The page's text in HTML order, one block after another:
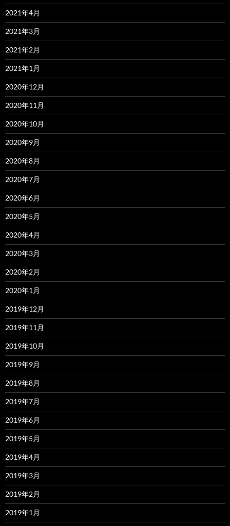
2021年4月
2021年3月
2021年2月
2021年1月
2020年12月
2020年11月
2020年10月
2020年9月
2020年8月
2020年7月
2020年6月
2020年5月
2020年4月
2020年3月
2020年2月
2020年1月
2019年12月
2019年11月
2019年10月
2019年9月
2019年8月
2019年7月
2019年6月
2019年5月
2019年4月
2019年3月
2019年2月
2019年1月